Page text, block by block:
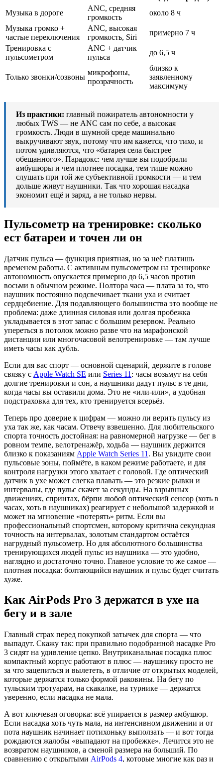
Музыка в дороге
ANC, средняя
громкость
около 8 ч
Музыка громко +
частые переключения
ANC, высокая
громкость, Siri
примерно 7 ч
Тренировка с
пульсометром
ANC + датчик
пульса
до 6,5 ч
Только звонки/созвоны
микрофоны,
прозрачность
близко к
заявленному
максимуму
Из практики: главный пожиратель автономности у
любых TWS — не ANC сам по себе, а высокая
громкость. Люди в шумной среде машинально
выкручивают звук, потому что им кажется, что тихо, и
потом удивляются, что «батарея села быстрее
обещанного». Парадокс: чем лучше вы подобрали
амбушюры и чем плотнее посадка, тем тише можно
слушать при той же субъективной громкости — и тем
дольше живут наушники. Так что хорошая насадка
экономит ещё и заряд, а не только нервы.
Пульсометр на тренировке: сколько
ест батареи и точен ли он
Датчик пульса — функция приятная, но за неё платишь
временем работы. С активным пульсометром на тренировке
автономность опускается примерно до 6,5 часов против
восьми в обычном режиме. Полтора часа — плата за то, что
наушник постоянно подсвечивает ткани уха и считает
сердцебиение. Для подавляющего большинства это вообще не
проблема: даже длинная силовая или долгая пробежка
укладывается в этот запас с большим резервом. Реально
упереться в потолок можно разве что на марафонской
дистанции или многочасовой велотренировке — там лучше
иметь часы как дубль.
Если для вас спорт — основной сценарий, держите в голове
связку с Apple Watch SE или Series 11 : часы возьмут на себя
долгие тренировки и сон, а наушники дадут пульс в те дни,
когда часы вы оставили дома. Это не «или-или», а удобная
подстраховка для тех, кто тренируется всерьёз.
Теперь про доверие к цифрам — можно ли верить пульсу из
уха так же, как часам. Отвечу взвешенно. Для любительского
спорта точность достойная: на равномерной нагрузке — бег в
ровном темпе, велотренажёр, ходьба — наушник держится
близко к показаниям Apple Watch Series 11 . Вы увидите свои
пульсовые зоны, поймёте, в каком режиме работаете, и для
контроля нагрузки этого хватает с головой. Где оптический
датчик в ухе может слегка плавать — это резкие рывки и
интервалы, где пульс скачет за секунды. На взрывных
движениях, спринтах, бёрпи любой оптический сенсор (хоть в
часах, хоть в наушниках) реагирует с небольшой задержкой и
может на мгновение «потерять» ритм. Если вы
профессиональный спортсмен, которому критична секундная
точность на интервалах, золотым стандартом остаётся
нагрудный пульсометр. Но для абсолютного большинства
тренирующихся людей пульс из наушника — это удобно,
наглядно и достаточно точно. Главное условие то же самое —
плотная посадка: болтающийся наушник и пульс будет считать
хуже.
Как AirPods Pro 3 держатся в ухе на
бегу и в зале
Главный страх перед покупкой затычек для спорта — что
выпадут. Скажу так: при правильно подобранной насадке Pro
3 сидят на удивление цепко. Внутриканальная посадка плюс
компактный корпус работают в плюс — наушнику просто не
за что зацепиться и вылететь, в отличие от открытых моделей,
которые держатся только формой раковины. На бегу по
тульским тротуарам, на скакалке, на турнике — держатся
уверенно, если насадка не мала.
А вот ключевая оговорка: всё упирается в размер амбушюр.
Если насадка хоть чуть мала, на интенсивном движении и от
пота наушник начинает потихоньку выползать — и вот тогда
рождаются жалобы «выпадают на пробежке». Лечится это не
возвратом наушников, а сменой размера на больший. По
сравнению с открытыми AirPods 4, которые многие как раз и